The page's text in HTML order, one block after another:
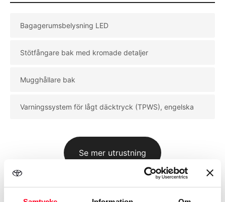
Bagagerumsbelysning LED
Stötfångare bak med kromade detaljer
Mugghållare bak
Varningssystem för lågt däcktryck (TPWS), engelska
Se mer utrustning